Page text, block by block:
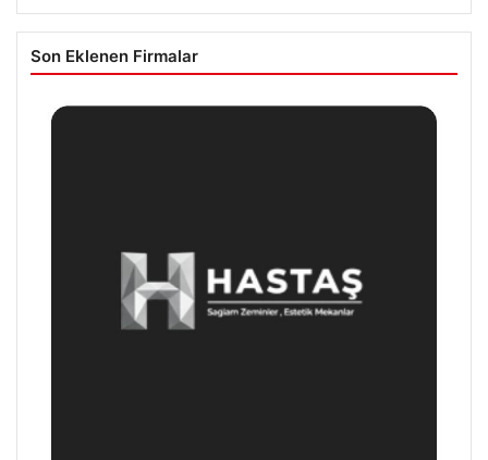
Son Eklenen Firmalar